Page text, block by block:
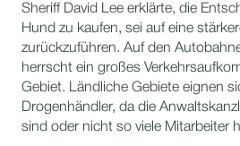
Sheriff David Lee erklärte, die
Hund zu kaufen, sei auf eine
zurückzuführen. Auf den
herrscht ein großes
Gebiet. Ländliche Gebiete eignen
Drogenhändler, da die
sind oder nicht so viele Mitarbeiter